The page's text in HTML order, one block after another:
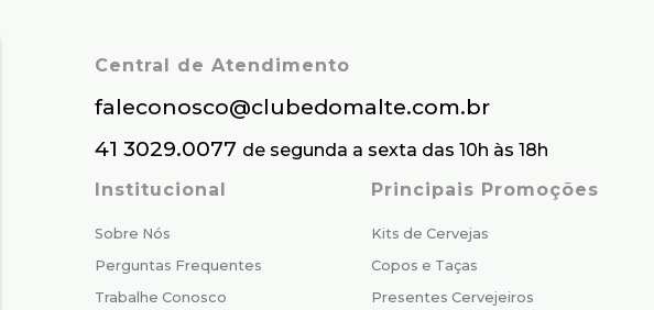
Central de Atendimento
faleconosco@clubedomalte.com.br
41 3029.0077 de segunda a sexta das 10h às 18h
Institucional
Sobre Nós
Perguntas Frequentes
Trabalhe Conosco
Principais Promoções
Kits de Cervejas
Copos e Taças
Presentes Cervejeiros